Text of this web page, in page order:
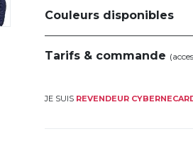
Couleurs disponibles
Tarifs & commande
JE SUIS REVENDEUR